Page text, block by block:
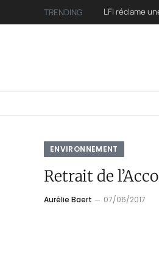
TRENDING
ENVIRONNEMENT
Retrait de
Aurélie Baert 07/06/2017